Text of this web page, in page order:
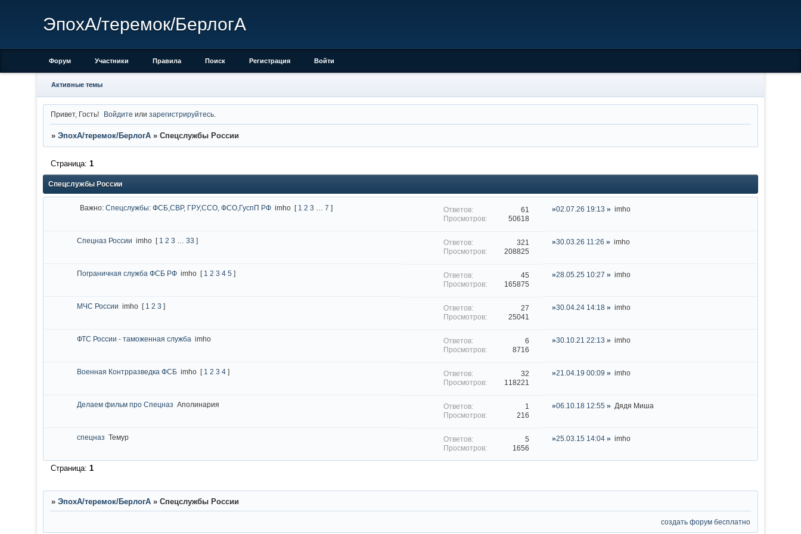
ЭпохА/теремок/БерлогА
Форум Участники Правила Поиск Регистрация Войти
Активные темы
Привет, Гость! Войдите илизарегистрируйтесь
» ЭпохА/теремок/БерлогА » Спецслужбы России
Спецслужбы России
Страница: 1
Важно: Спецслужбы: ФСБ,СВР, ГРУ,ССО, ФСО,ГуспП РФ imho [ 1 2 3 7 ]
61
50618
02.07.26 19:13 imho
Спецназ России imho [ 1 2 3 33 ]
321
208825
30.03.26 11:26 imho
Пограничная служба ФСБ РФ imho [ 1 2 3 4 5 ]
45
165875
28.05.25 10:27 imho
МЧС России imho [ 1 2 3 ]
27
25041
30.04.24 14:18 imho
ФТС России - таможенная служба imho
6
8716
30.10.21 22:13 imho
Военная Контрразведка ФСБ imho [ 1 2 3 4 ]
32
118221
21.04.19 00:09 imho
Делаем фильм про Спецназ Аполинария
1
216
06.10.18 12:55 Дядя Миша
спецназ Темур
5
1656
25.03.15 14:04 imho
Страница: 1
» ЭпохА/теремок/БерлогА » Спецслужбы России
создать форум бесплатно